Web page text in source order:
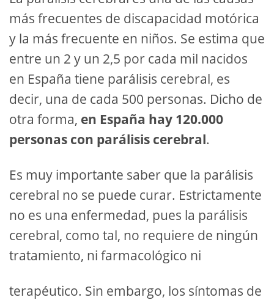
más frecuentes de discapacidad motórica
y la más frecuente en niños. Se estima que
entre un 2 y un 2,5 por cada mil nacidos
en España tiene parálisis cerebral, es
decir, una de cada 500 personas. Dicho de
otra forma, en España hay 120.000
personas con parálisis cerebral.
Es muy importante saber que la parálisis
cerebral no se puede curar. Estrictamente
no es una enfermedad, pues la parálisis
cerebral, como tal, no requiere de ningún
tratamiento, ni farmacológico ni
terapéutico. Sin embargo, los síntomas de